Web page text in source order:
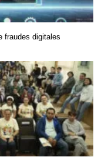
fraudes digitales